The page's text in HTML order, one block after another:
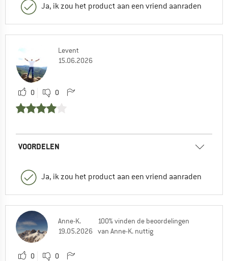
Ja, ik zou het product aan een vriend aanraden
Levent
15.06.2026
0 0
VOORDELEN
Ja, ik zou het product aan een vriend aanraden
Anne-K.
19.05.2026
100% vinden de beoordelingen
van Anne-K. nuttig
0 0